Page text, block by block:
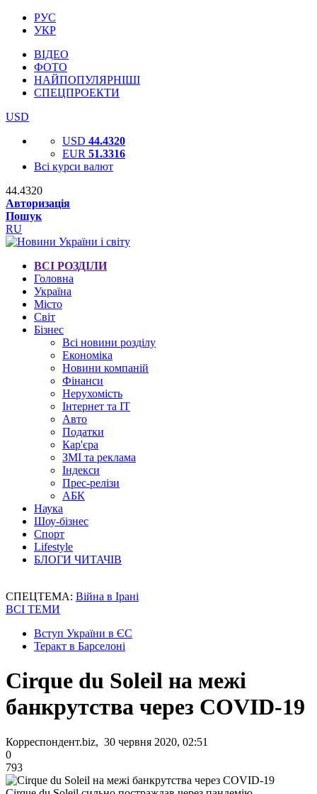
РУС
УКР
ВІДЕО
ФОТО
НАЙПОПУЛЯРНІШІ
СПЕЦПРОЕКТИ
USD
USD 44.4320
EUR 51.3316
Всі курси валют
44.4320
Авторизація
Пошук
RU
ВСІ РОЗДІЛИ
Головна
Україна
Місто
Світ
Бізнес
Всі новини розділу
Економіка
Новини компаній
Фінанси
Нерухомість
Інтернет та IT
Авто
Податки
Кар'єра
ЗМІ та реклама
Індекси
Прес-релізи
АБК
Наука
Шоу-бізнес
Спорт
Lifestyle
БЛОГИ ЧИТАЧІВ
СПЕЦТЕМА: Війна в Ірані
ВСІ ТЕМИ
Вступ України в ЄС
Теракт в Барселоні
Cirque du Soleil на межі
банкрутства через COVID-19
Корреспондент.biz, 30 червня 2020, 02:51
0
793